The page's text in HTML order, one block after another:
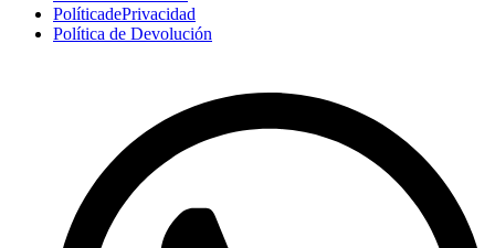
PolíticadePrivacidad
Política de Devolución